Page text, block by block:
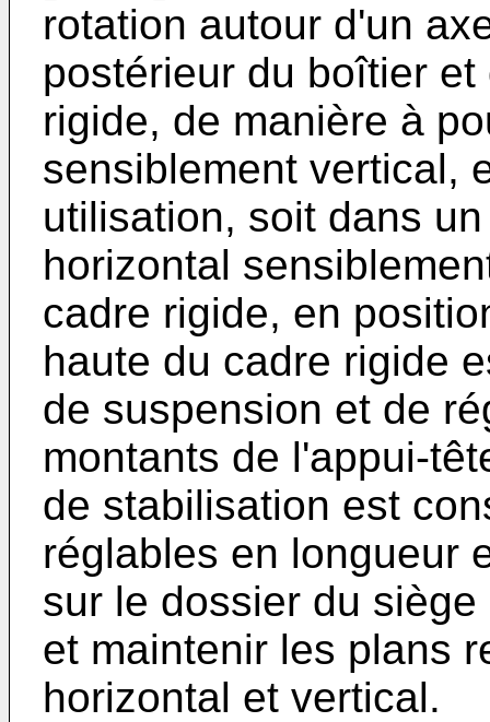
rotation autour d'un
postérieur du boîtier
rigide, de manière à
sensiblement vertical,
utilisation, soit dans
horizontal
cadre rigide, en
haute du cadre rigide
de suspension et de
montants de l'appui-
de stabilisation est
réglables en longueur
sur le dossier du
et maintenir les plans
horizontal et vertical.